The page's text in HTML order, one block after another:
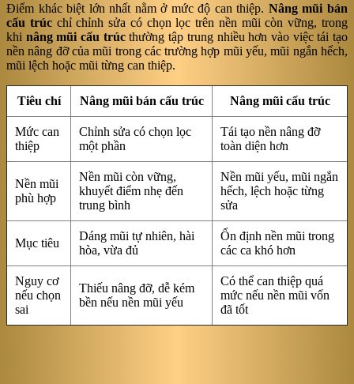
Điểm khác biệt lớn nhất nằm ở mức độ can thiệp. Nâng mũi bán
cấu trúcchỉ chỉnh sửa có chọn lọc trên nền mũi còn vững, trong
khi nâng mũi cấu trúcthường tập trung nhiều hơn vào việc tái tạo
nền nâng đỡ của mũi trong các trường hợp mũi yếu, mũi ngắn hếch,
mũi lệch hoặc mũi từng can thiệp.
Tiêu chí Nâng mũi bán cấu trúc Nâng mũi cấu trúc
Mức can
thiệp
Chỉnh sửa có chọn lọc
một phần
Tái tạo nền nâng đỡ
toàn diện hơn
Nền mũi
phù hợp
Nền mũi còn vững,
khuyết điểm nhẹ đến
trung bình
Nền mũi yếu, mũi ngắn
hếch, lệch hoặc từng
sửa
Mục tiêu
Dáng mũi tự nhiên, hài
hòa, vừa đủ
Ổn định nền mũi trong
các ca khó hơn
Nguy cơ
nếu chọn
sai
Thiếu nâng đỡ, dễ kém
bền nếu nền mũi yếu
Có thể can thiệp quá
mức nếu nền mũi vốn
đã tốt